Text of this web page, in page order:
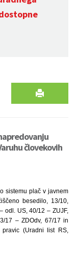
človekovih
sistemu plač v javnem
besedilo, 13/10,
odl. US, 40/12 – ZUJF,
17 – ZDOdv, 67/17 in
(Uradni list RS,